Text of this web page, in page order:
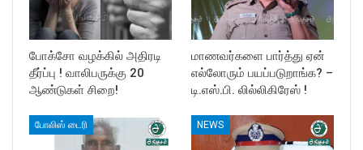
போக்சோ வழக்கில் அதிரடி
தீர்ப்பு ! வாலிபருக்கு 20
ஆண்டுகள் சிறை!
மாணவர்களை பார்த்து ஏன்
எல்லோரும் பயப்படுறாங்க? –
டி.எஸ்.பி. லில்லிகிரேஸ் !
போலிஸ் டைரி NEWS